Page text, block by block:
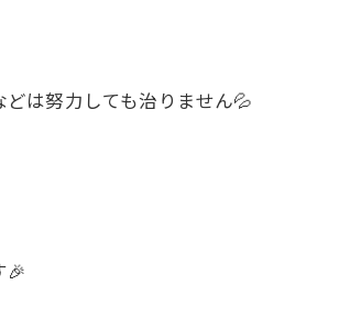
は努力しても治りません💦
🎉